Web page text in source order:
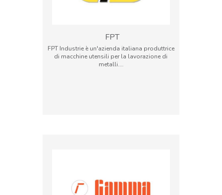
FPT
FPT Industrie è un'azienda italiana produttrice
di macchine utensili per la lavorazione di
metalli.…